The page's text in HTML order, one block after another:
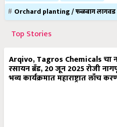
Orchard planting / फळबाग लागवड
Top Stories
Arqivo, Tagros Chemicals चा
रसायन ब्रँड, 20 जून 2025 रोजी
भव्य कार्यक्रमात महाराष्ट्रात लाँच